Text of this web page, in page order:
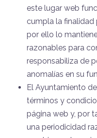
este lugar web
cumpla la finalidad
por ello lo
razonables para
responsabiliza de
anomalías en su
El Ayuntamiento
términos y
página web y, por
una periodicidad